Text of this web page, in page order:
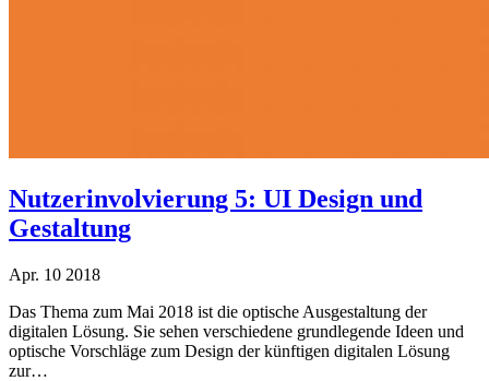
Nutzerinvolvierung 5: UI Design und
Gestaltung
Apr. 10 2018
Das Thema zum Mai 2018 ist die optische Ausgestaltung der
digitalen Lösung. Sie sehen verschiedene grundlegende Ideen und
optische Vorschläge zum Design der künftigen digitalen Lösung
zur…